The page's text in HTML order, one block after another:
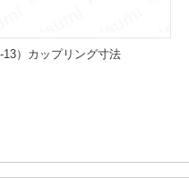
13）カップリング寸法